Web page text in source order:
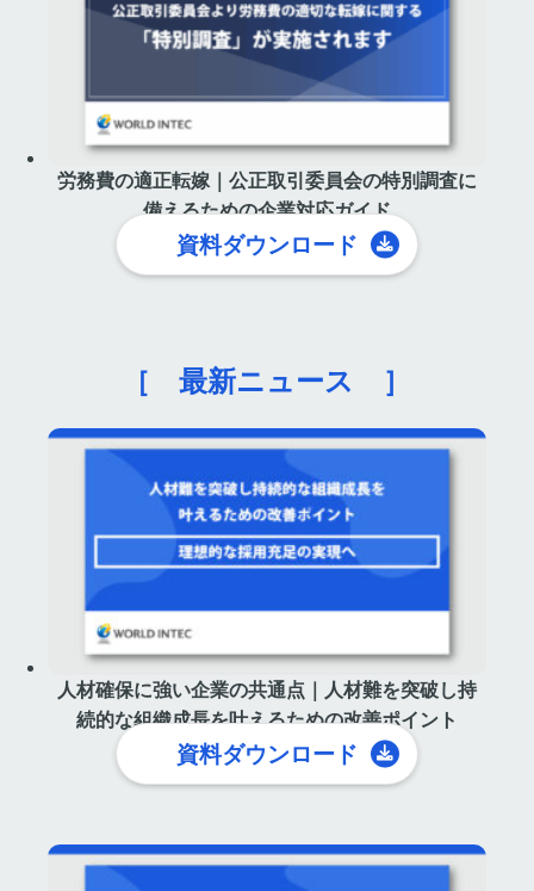
労務費の適正転嫁｜公正取引委員会の特別調査に
備えるための企業対応ガイド
資料ダウンロード
［ 最新ニュース ］
人材確保に強い企業の共通点｜人材難を突破し持
続的な組織成長を叶えるための改善ポイント
資料ダウンロード